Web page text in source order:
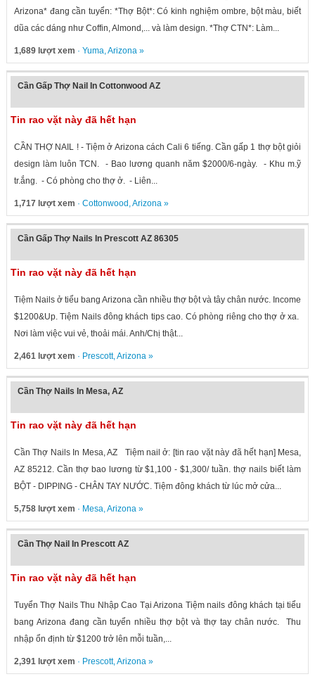
Arizona* đang cần tuyển: *Thợ Bột*: Có kinh nghiệm ombre, bột màu, biết
dũa các dáng như Coffin, Almond,... và làm design. *Thợ CTN*: Làm...
1,689 lượt xem · Yuma,Arizona»
Cần Gấp Thợ Nail In Cottonwood AZ
Tin rao vặt này đã hết hạn
CẦN THỢ NAIL ! - Tiệm ở Arizona cách Cali 6 tiếng. Cần gấp 1 thợ bột giỏi
design làm luôn TCN. - Bao lương quanh năm $2000/6-ngày. - Khu m.ỹ
tr.ắng. - Có phòng cho thợ ở. - Liên...
1,717 lượt xem · Cottonwood ,Arizona»
Cần Gấp Thợ Nails In Prescott AZ 86305
Tin rao vặt này đã hết hạn
Tiệm Nails ở tiểu bang Arizona cần nhiều thợ bột và tây chân nước. Income
$1200&Up. Tiệm Nails đông khách tips cao. Có phòng riêng cho thợ ở xa.
Nơi làm việc vui vẻ, thoải mái. Anh/Chị thật...
2,461 lượt xem · Prescott,Arizona»
Cần Thợ Nails In Mesa, AZ
Tin rao vặt này đã hết hạn
Cần Thợ Nails In Mesa, AZ Tiệm nail ở: [tin rao vặt này đã hết hạn] Mesa,
AZ 85212. Cần thợ bao lương từ $1,100 - $1,300/ tuần. thợ nails biết làm
BỘT - DIPPING - CHÂN TAY NƯỚC. Tiệm đông khách từ lúc mở cửa...
5,758 lượt xem · Mesa,Arizona»
Cần Thợ Nail In Prescott AZ
Tin rao vặt này đã hết hạn
Tuyển Thợ Nails Thu Nhập Cao Tại Arizona Tiệm nails đông khách tại tiểu
bang Arizona đang cần tuyển nhiều thợ bột và thợ tay chân nước. Thu
nhập ổn định từ $1200 trở lên mỗi tuần,...
2,391 lượt xem · Prescott,Arizona»